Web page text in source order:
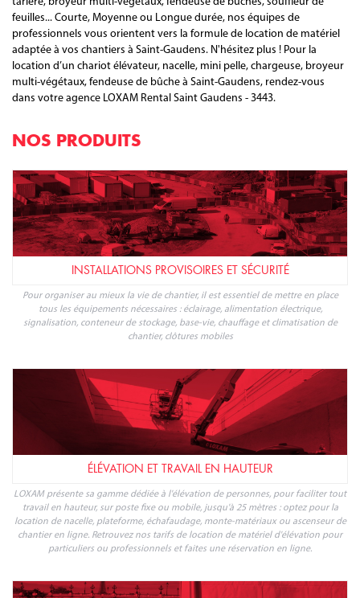
feuilles... Courte, Moyenne ou Longue durée, nos équipes de
professionnels vous orientent vers la formule de location de matériel
adaptée à vos chantiers à Saint-Gaudens. N'hésitez plus ! Pour la
location d’un chariot élévateur, nacelle, mini pelle, chargeuse, broyeur
multi-végétaux, fendeuse de bûche à Saint-Gaudens, rendez-vous
dans votre agence LOXAM Rental Saint Gaudens - 3443.
NOS PRODUITS
INSTALLATIONS PROVISOIRES ET SÉCURITÉ
Pour organiser au mieux la vie de chantier, il est essentiel de mettre en place
tous les équipements nécessaires : éclairage, alimentation électrique,
signalisation, conteneur de stockage, base-vie, chauffage et climatisation de
chantier, clôtures mobiles
ÉLÉVATION ET TRAVAIL EN HAUTEUR
LOXAM présente sa gamme dédiée à l'élévation de personnes, pour faciliter tout
travail en hauteur, sur poste fixe ou mobile, jusqu'à 25 mètres : optez pour la
location de nacelle, plateforme, échafaudage, monte-matériaux ou ascenseur de
chantier en ligne. Retrouvez nos tarifs de location de matériel d'élévation pour
particuliers ou professionnels et faites une réservation en ligne.